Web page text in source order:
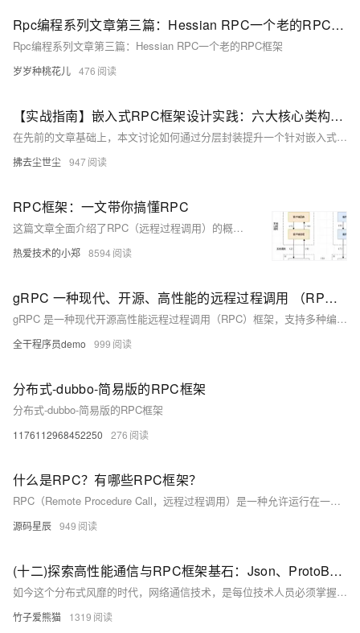
Rpc编程系列文章第三篇：Hessian RPC一个老的RPC框架
Rpc编程系列文章第三篇：Hessian RPC一个老的RPC框架
岁岁种桃花儿 476
【实战指南】嵌入式RPC框架设计实践：六大核心类构建高效RPC框架
在先前的文章基础上，本文讨论如何通过分层封装提升一个针对嵌入式Linux的RPC框架的易用性。设计包括自动服务注册、高性能通信、泛型序列化和简洁API。框架分为6个关键类：BindingHub、SharedRingBuffer、Parcel、Binder、IBinder和BindInterface。BindingHub负责服务注册，SharedRingBuffer实现高效数据传输，Parcel处理序列化，而Binder和IBinder分别用于服务端和客户端交互。BindInterface提供简单的初始化接口，简化应用集成。测试案例展示了客户端和服务端的交互，验证了RPC功能的有效性。
拂去尘世尘 947
RPC框架：一文带你搞懂RPC
这篇文章全面介绍了RPC（远程过程调用）的概念、原理和应用场景，解释了RPC如何工作以及为什么在分布式系统中广泛使用，并探讨了几种常用的RPC框架如Thrift、gRPC、Dubbo和Spring Cloud，同时详细阐述了RPC调用流程和实现透明化远程服务调用的关键技术，包括动态代理和消息的编码解码过程。
热爱技术的小郑 8594
gRPC 一种现代、开源、高性能的远程过程调用 （RPC） 可以在任何地方运行的框架
gRPC 是一种现代开源高性能远程过程调用（RPC）框架，支持多种编程语言，可在任何环境中运行。它通过高效的连接方式，支持负载平衡、跟踪、健康检查和身份验证，适用于微服务架构、移动设备和浏览器客户端连接后端服务等场景。gRPC 使用 Protocol Buffers 作为接口定义语言，支持四种服务方法：一元 RPC、服务器流式处理、客户端流式处理和双向流式处理。
全干程序员demo 999
分布式-dubbo-简易版的RPC框架
分布式-dubbo-简易版的RPC框架
1176112968452250 276
什么是RPC？有哪些RPC框架？
RPC（Remote Procedure Call，远程过程调用）是一种允许运行在一台计算机上的程序调用另一台计算机上子程序的技术。这种技术屏蔽了底层的网络通信细节，使得程序间的远程通信如同本地调用一样简单。RPC机制使得开发者能够构建分布式计算系统，其中不同的组件可以分布在不同的计算机上，但它们之间可以像在同一台机器上一样相互调用。
源码星辰 949
(十二)探索高性能通信与RPC框架基石：Json、ProtoBuf、Hessian序列化详解
如今这个分布式风靡的时代，网络通信技术，是每位技术人员必须掌握的技能，因为无论是哪种分布式技术，都离不开心跳、选举、节点感知、数据同步……等机制，而究其根本，这些技术的本质都是网络间的数据交互。正因如此，想要构建一个高性能的分布式组件/系统，不得不思考一个问题：怎么才能让数据传输的速度更快？
竹子爱熊猫 1319